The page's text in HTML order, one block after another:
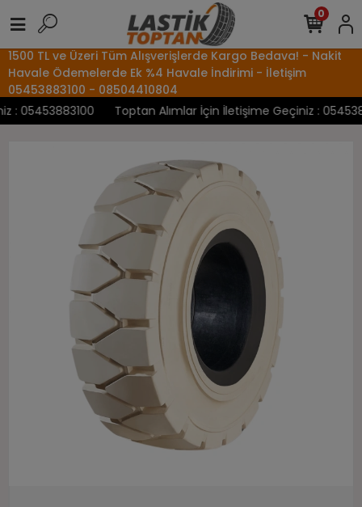
1500 TL ve Üzeri Tüm Alışverişlerde Kargo Bedava! - Nakit
Havale Ödemelerde Ek %4 Havale İndirimi - İletişim
05453883100 - 08504410804
05453883100
Toptan Alımlar İçin İletişime Geçiniz :
0